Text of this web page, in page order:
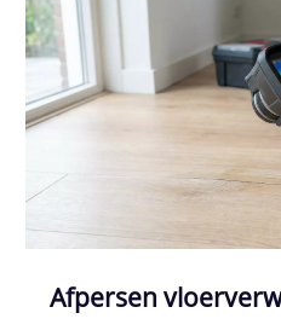
Afpersen